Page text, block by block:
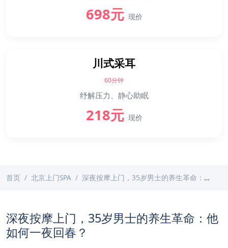
698元 现价
川式采耳
60分钟
纾解压力、静心助眠
218元 现价
首页 北京上门SPA 深夜按摩上门，35岁男士的养生革命：他如何一夜回春？
深夜按摩上门，35岁男士的养生革命：他
如何一夜回春？